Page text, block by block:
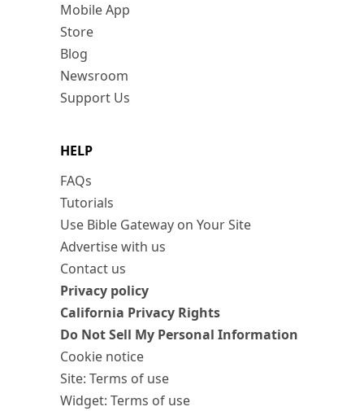
Mobile App
Store
Blog
Newsroom
Support Us
HELP
FAQs
Tutorials
Use Bible Gateway on Your Site
Advertise with us
Contact us
Privacy policy
California Privacy Rights
Do Not Sell My Personal Information
Cookie notice
Site: Terms of use
Widget: Terms of use